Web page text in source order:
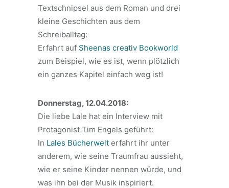
Textschnipsel aus dem Roman und drei
kleine Geschichten aus dem
Schreiballtag:
Erfahrt auf Sheenas creativ Bookworld
zum Beispiel, wie es ist, wenn plötzlich
ein ganzes Kapitel einfach weg ist!
Donnerstag, 12.04.2018:
Die liebe Lale hat ein Interview mit
Protagonist Tim Engels geführt:
In Lales Bücherwelt erfahrt ihr unter
anderem, wie seine Traumfrau aussieht,
wie er seine Kinder nennen würde, und
was ihn bei der Musik inspiriert.